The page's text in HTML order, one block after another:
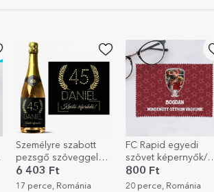
FC Rapid egyedi
szövet képernyők/
üvegek tisztításához –
Fotó és üzenet
800 Ft
20 perce, Románia
Személyre szabott fa
ajándékdoboz 35
fotóval és szöveggel
10 806 Ft
24 perce, Bulgária